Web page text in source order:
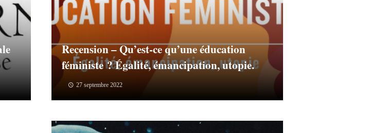
Recension – Qu’est-ce qu’une éducation
féministe ? Égalité, émancipation, utopie.
27 septembre 2022